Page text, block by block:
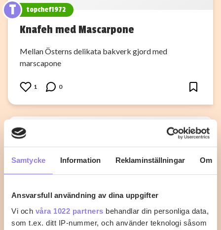
Samtycke Information Reklaminställningar Om
Ansvarsfull användning av dina uppgifter
Vi och våra 1022 partners behandlar din personliga data,
som t.ex. ditt IP-nummer, och använder teknologi såsom
T topchef1972
Knafeh med Mascarpone
Mellan Österns delikata bakverk gjord med
marscapone
1 0